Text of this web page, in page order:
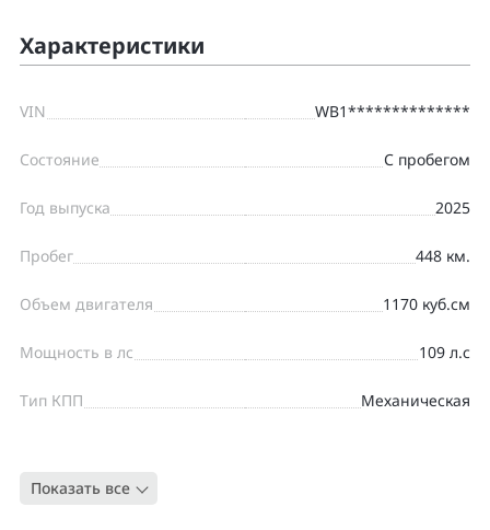
Характеристики
VIN WB1**************
Состояние С пробегом
Год выпуска 2025
Пробег 448 км.
Объем двигателя 1170 куб.см
Мощность в лс 109 л.с
Тип КПП Механическая
Тип
Показать все